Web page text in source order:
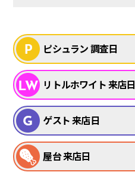
ピシュラン 調査日
リトルホワイト 来店日
ゲスト 来店日
屋台 来店日